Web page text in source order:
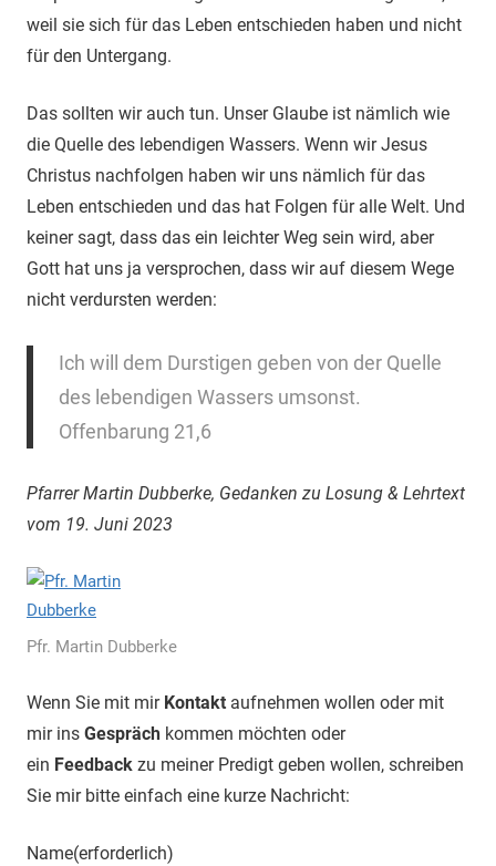
weil sie sich für das Leben entschieden haben und nicht
für den Untergang.
Das sollten wir auch tun. Unser Glaube ist nämlich wie
die Quelle des lebendigen Wassers. Wenn wir Jesus
Christus nachfolgen haben wir uns nämlich für das
Leben entschieden und das hat Folgen für alle Welt. Und
keiner sagt, dass das ein leichter Weg sein wird, aber
Gott hat uns ja versprochen, dass wir auf diesem Wege
nicht verdursten werden:
Ich will dem Durstigen geben von der Quelle
des lebendigen Wassers umsonst.
Offenbarung 21,6
Pfarrer Martin Dubberke, Gedanken zu Losung & Lehrtext
vom 19. Juni 2023
Pfr. Martin Dubberke
Wenn Sie mit mir Kontakt aufnehmen wollen oder mit
mir ins Gespräch kommen möchten oder
ein Feedback zu meiner Predigt geben wollen, schreiben
Sie mir bitte einfach eine kurze Nachricht:
Name(erforderlich)